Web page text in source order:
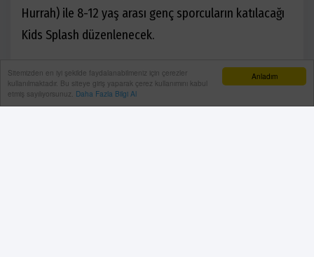
Anladım
Sitemizden en iyi şekilde faydalanabilmeniz için çerezler
kullanılmaktadır. Bu siteye giriş yaparak çerez kullanımını kabul
etmiş sayılıyorsunuz. Daha Fazla Bilgi Al
Hurrah) ile 8-12 yaş arası genç sporcuların katılacağı
Kids Splash düzenlenecek.